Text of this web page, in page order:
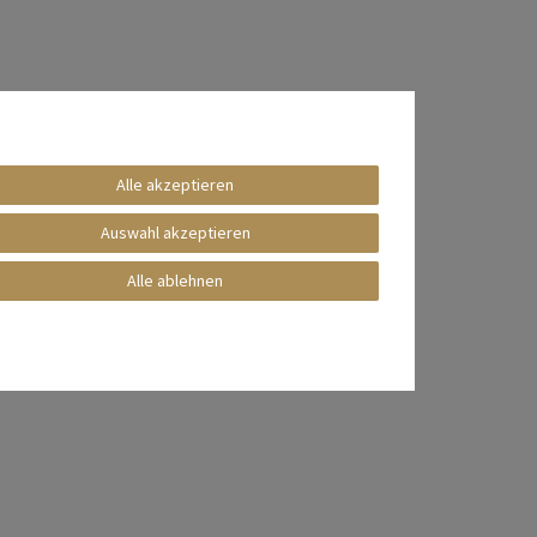
Alle akzeptieren
Auswahl akzeptieren
Alle ablehnen